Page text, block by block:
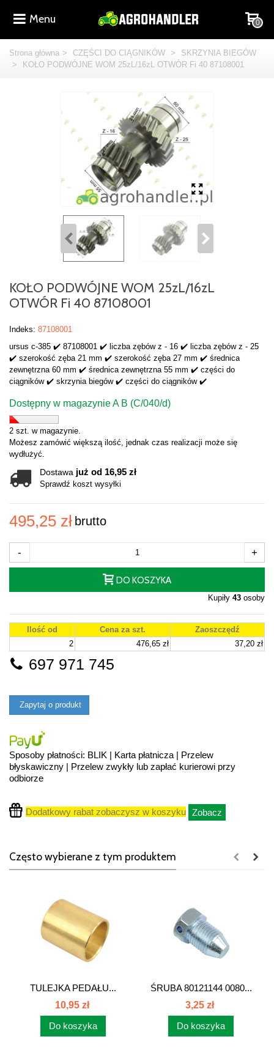
Menu 0
Strona główna > CZĘŚCI DO CIĄGNIKÓW >
SKRZYNIA BIEGÓW
>
KOŁO PODWÓJNE WOM 25zL/16zL OTWÓR Fi 40 87108001
KOŁO PODWÓJNE WOM 25zL/16zL
OTWÓR Fi 40 87108001
Indeks: 87108001
ursus c-385 ✔️ 87108001 ✔️ liczba zębów z - 16 ✔️ liczba zębów z - 25
✔️ szerokość zęba 21 mm ✔️ szerokość zęba 27 mm ✔️ średnica
zewnętrzna 60 mm ✔️ średnica zewnętrzna 55 mm ✔️ części do
ciągników ✔️ skrzynia biegów ✔️ części do ciągników ✔️
Dostępny w magazynie A B (C/040/d)
2 szt. w magazynie.
Możesz zamówić większą ilość, jednak czas realizacji może się
wydłużyć.
Dostawa już od 16,95 zł
Sprawdź koszt wysyłki
495,25 zł brutto
- +
DO KOSZYKA
Kupiły 43 osoby
Ilość od Cena za szt.
Zaoszczędź
2
476,65 zł 37,20 zł
697 971 745
Zapytaj o produkt
Sposoby płatności: BLIK | Karta płatnicza | Przelew
błyskawiczny | Przelew zwykły lub zapłać kurierowi przy
odbiorze
Dodatkowy rabat zobaczysz w koszyku Zobacz
Często wybierane z tym produktem
TULEJKA PEDAŁU...
10,95 zł
Do koszyka
ŚRUBA 80121144 0080...
3,25 zł
Do koszyka